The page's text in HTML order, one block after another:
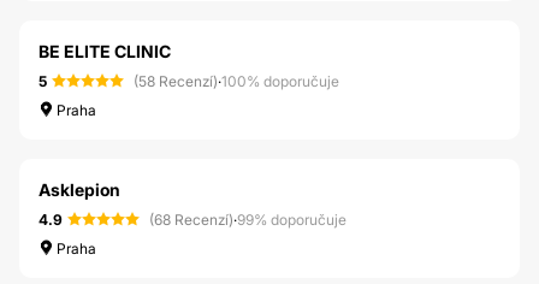
BE ELITE CLINIC
5 (58 Recenzí)·100% doporučuje
Praha
Asklepion
4.9 (68 Recenzí)·99% doporučuje
Praha